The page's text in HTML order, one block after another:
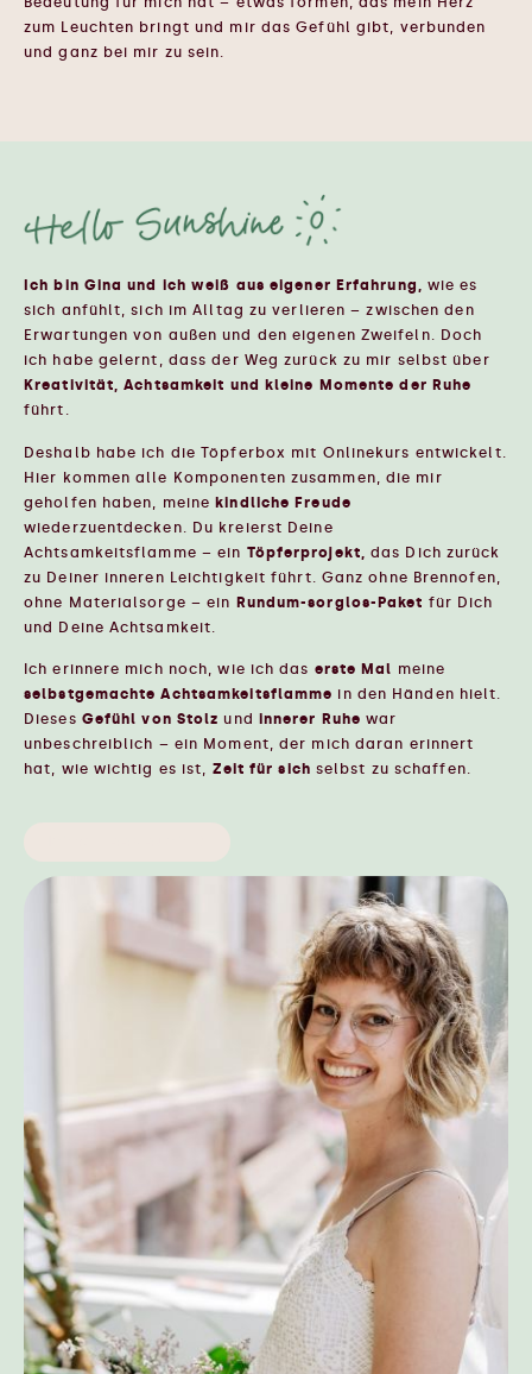
zum Leuchten bringt und mir das Gefühl gibt, verbunden
und ganz bei mir zu sein.
Ich bin Gina und ich weiß aus eigener Erfahrung, wie es
sich anfühlt, sich im Alltag zu verlieren – zwischen den
Erwartungen von außen und den eigenen Zweifeln. Doch
ich habe gelernt, dass der Weg zurück zu mir selbst über
Kreativität, Achtsamkeit und kleine Momente der Ruhe
führt.
Deshalb habe ich die Töpferbox mit Onlinekurs entwickelt.
Hier kommen alle Komponenten zusammen, die mir
geholfen haben, meinekindliche Freude
wiederzuentdecken. Du kreierst Deine
Achtsamkeitsflamme – ein Töpferprojekt,
das Dich zurück
zu Deiner inneren Leichtigkeit führt. Ganz ohne Brennofen,
ohne Materialsorge – ein Rundum-sorglos-Paket für Dich
und Deine Achtsamkeit.
Ich erinnere mich noch, wie ich das erste Mal meine
selbstgemachte Achtsamkeitsflamme in den Händen hielt.
Dieses Gefühl von Stolz und innerer Ruhe war
unbeschreiblich – ein Moment, der mich daran erinnert
hat, wie wichtig es ist, Zeit für sich selbst zu schaffen.